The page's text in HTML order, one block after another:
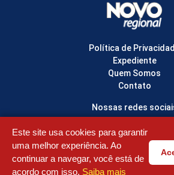
Política de
Expediente
Quem Somos
Contato
Nossas redes
© Copyright 2022-2026 NOVO REGIONAL -
Este site usa cookies para garantir
uma melhor experiência. Ao
continuar a navegar, você está de
acordo com isso. Saiba mais